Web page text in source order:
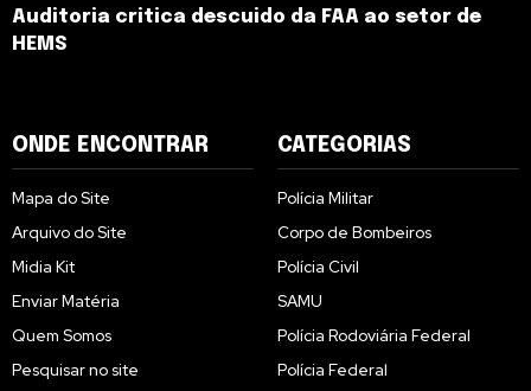
Auditoria critica descuido da FAA ao setor de
HEMS
ONDE ENCONTRAR
Mapa do Site
Arquivo do Site
Midia Kit
Enviar Matéria
Quem Somos
Pesquisar no site
CATEGORIAS
Polícia Militar
Corpo de Bombeiros
Polícia Civil
SAMU
Polícia Rodoviária Federal
Polícia Federal